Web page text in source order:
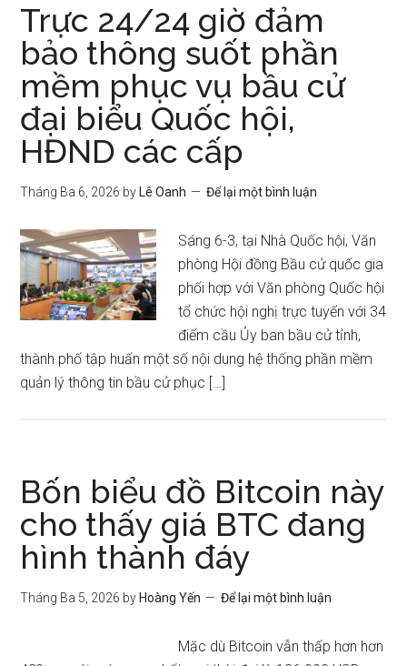
Trực 24/24 giờ đảm
bảo thông suốt phần
mềm phục vụ bầu cử
đại biểu Quốc hội,
HĐND các cấp
Tháng Ba 6, 2026 by Lê Oanh Để lại một bình luận
Sáng 6-3, tại Nhà Quốc hội, Văn
phòng Hội đồng Bầu cử quốc gia
phối hợp với Văn phòng Quốc hội
tổ chức hội nghị trực tuyến với 34
điểm cầu Ủy ban bầu cử tỉnh,
thành phố tập huấn một số nội dung hệ thống phần mềm
quản lý thông tin bầu cử phục […]
Bốn biểu đồ Bitcoin này
cho thấy giá BTC đang
hình thành đáy
Tháng Ba 5, 2026 by Hoàng Yến Để lại một bình luận
Mặc dù Bitcoin vẫn thấp hơn hơn